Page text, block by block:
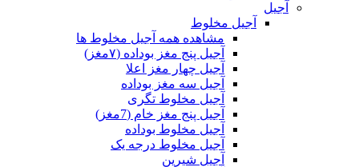
آجیل
آجیل مخلوط
مشاهده همه آجیل مخلوط ها
آجیل پنج مغز بوداده (۷مغز)
آجیل چهار مغز اعلا
آجیل سه مغز بوداده
آجیل مخلوط تگری
آجیل پنج مغز خام (7مغز)
آجیل مخلوط بوداده
آجیل مخلوط درجه یک
آجیل شیرین